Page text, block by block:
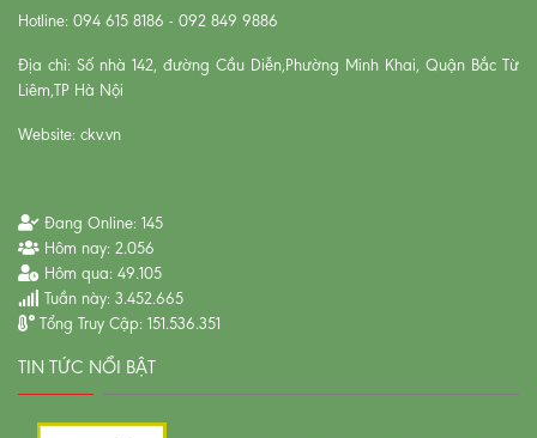
Hotline: 094 615 8186 - 092 849 9886
Địa chỉ: Số nhà 142, đường Cầu Diễn,Phường Minh Khai, Quận Bắc Từ
Liêm,TP Hà Nội
Website: ckv.vn
Đang Online: 145
Hôm nay: 2.056
Hôm qua: 49.105
Tuần này: 3.452.665
Tổng Truy Cập: 151.536.351
TIN TỨC NỔI BẬT